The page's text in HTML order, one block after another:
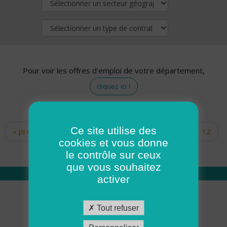
Pour voir les offres d'emploi de votre département,
cliquez ici !
Pages
« premier ‹ précédent … 10
12
14 15 16 17
Qui sommes nous
Académie ADMR
Ce site utilise des
cookies et vous donne
le contrôle sur ceux
que vous souhaitez
activer
Tout refuser